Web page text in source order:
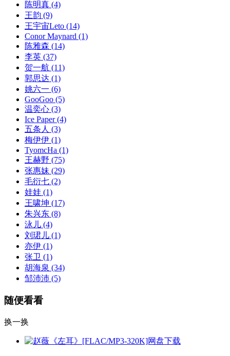
陈明真 (4)
王韵 (9)
王宇宙Leto (14)
Conor Maynard (1)
陈雅森 (14)
李英 (37)
贺一航 (11)
郭思达 (1)
姚六一 (6)
GooGoo (5)
温奕心 (3)
Ice Paper(4)
五条人 (3)
梅伊伊 (1)
TyomcHa (1)
王赫野 (75)
张惠妹 (29)
毛衍七 (2)
娃娃 (1)
王啸坤 (17)
朱兴东 (8)
泳儿 (4)
刘珺儿 (1)
亦伊 (1)
张卫 (1)
胡海泉 (34)
邹沛沛 (5)
随便看看
换一换